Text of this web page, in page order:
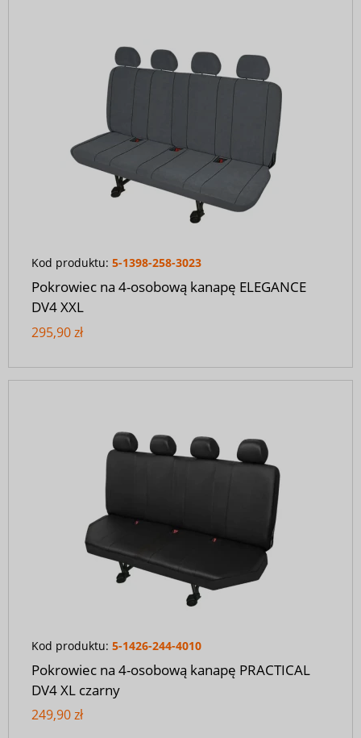
Kod produktu: 5-1398-258-3023
Pokrowiec na 4-osobową kanapę ELEGANCE
DV4 XXL
295,90 zł
Kod produktu: 5-1426-244-4010
Pokrowiec na 4-osobową kanapę PRACTICAL
DV4 XL czarny
249,90 zł